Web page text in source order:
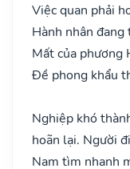
Việc quan phải
Hành nhân
Mất của phương
Đề phong khẩu
Nghiệp khó
hoãn lại. Người
Nam tìm nhanh